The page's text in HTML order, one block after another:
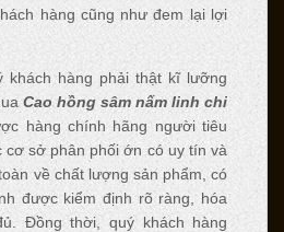
hàng cũng như đem lại lợi
khách hàng phải thật kĩ lưỡng
Cao hồng sâm nấm linh chi
hàng chính hãng người tiêu
cơ sở phân phối ớn có uy tín và
về chất lượng sản phẩm, có
được kiểm định rõ ràng, hóa
Đồng thời, quý khách hàng